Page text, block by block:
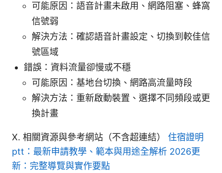
可能原因：語音計畫未啟用、網路阻塞、蜂窩
信號弱
解決方法：確認語音計畫設定、切換到較佳信
號區域
錯誤：資料流量卻慢或不穩
可能原因：基地台切換、網路高流量時段
解決方法：重新啟動裝置、選擇不同頻段或更
換計畫
X. 相關資源與參考網站（不含超連結） 住宿證明
ptt：最新申請教學、範本與用途全解析 2026更
新：完整導覽與實作要點